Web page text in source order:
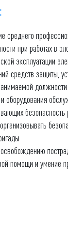
среднего
при работах в
эксплуатации
средств защиты,
должности
оборудования
безопасность
помощи и умение